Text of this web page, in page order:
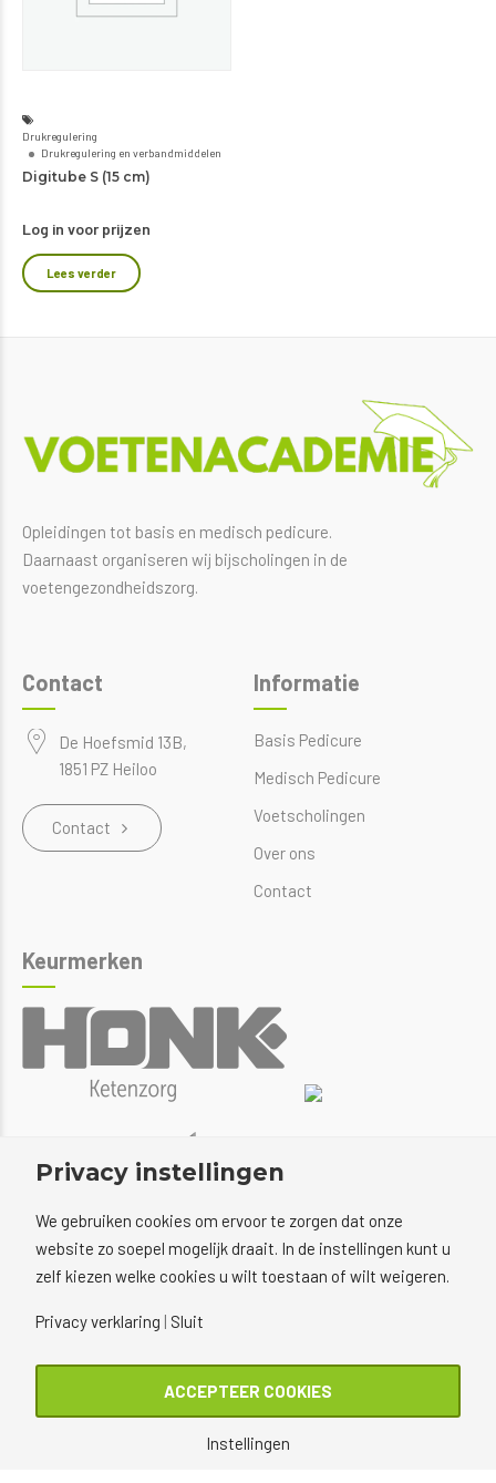
Drukregulering
Drukregulering en verbandmiddelen
Digitube S (15 cm)
Log in voor prijzen
Lees verder
Opleidingen tot basis en medisch pedicure.
Daarnaast organiseren wij bijscholingen in de
voetengezondheidszorg.
Contact
De Hoefsmid 13B,
1851 PZ Heiloo
Contact
Informatie
Basis Pedicure
Medisch Pedicure
Voetscholingen
Over ons
Contact
Keurmerken
Privacy instellingen
We gebruiken cookies om ervoor te zorgen dat onze
website zo soepel mogelijk draait. In de instellingen kunt u
zelf kiezen welke cookies u wilt toestaan of wilt weigeren.
Privacy verklaring Sluit
ACCEPTEER COOKIES
Instellingen